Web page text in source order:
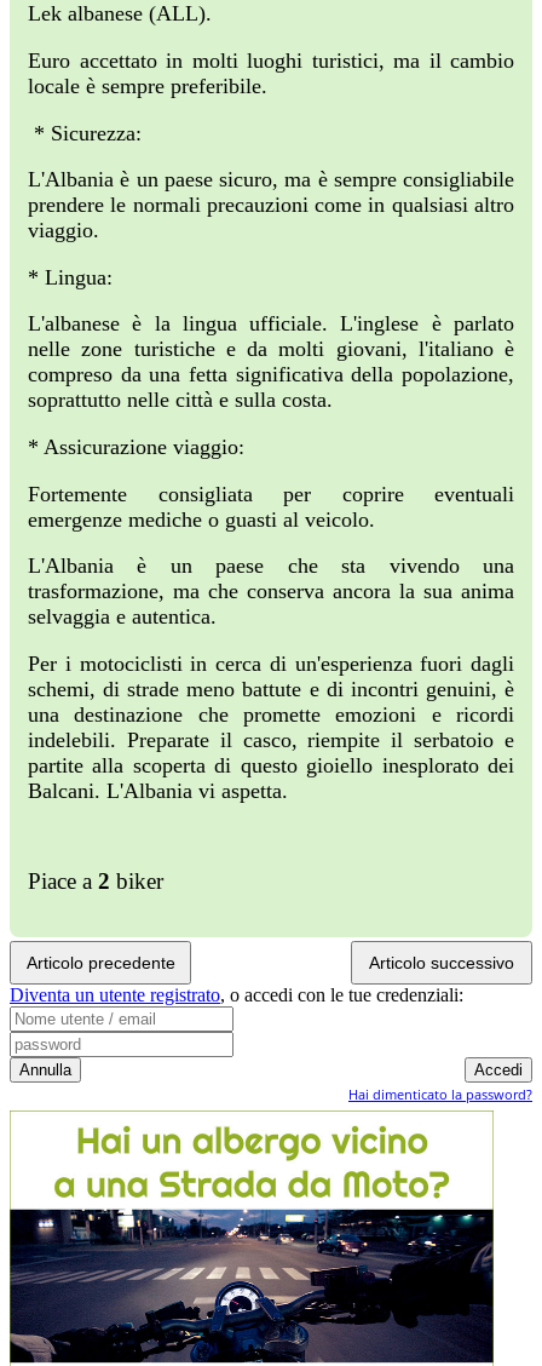
Lek albanese (ALL).
Euro accettato in molti luoghi turistici, ma il cambio
locale è sempre preferibile.
* Sicurezza:
L'Albania è un paese sicuro, ma è sempre consigliabile
prendere le normali precauzioni come in qualsiasi altro
viaggio.
* Lingua:
L'albanese è la lingua ufficiale. L'inglese è parlato
nelle zone turistiche e da molti giovani, l'italiano è
compreso da una fetta significativa della popolazione,
soprattutto nelle città e sulla costa.
* Assicurazione viaggio:
Fortemente consigliata per coprire eventuali
emergenze mediche o guasti al veicolo.
L'Albania è un paese che sta vivendo una
trasformazione, ma che conserva ancora la sua anima
selvaggia e autentica.
Per i motociclisti in cerca di un'esperienza fuori dagli
schemi, di strade meno battute e di incontri genuini, è
una destinazione che promette emozioni e ricordi
indelebili. Preparate il casco, riempite il serbatoio e
partite alla scoperta di questo gioiello inesplorato dei
Balcani. L'Albania vi aspetta.
Piace a 2 biker
Articolo precedente Articolo successivo
Diventa un utente registrato, o accedi con le tue credenziali:
Hai dimenticato la password?